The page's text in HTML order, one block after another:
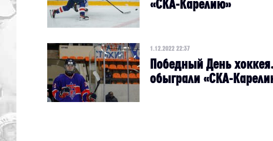
«СКА-Карелию»
1.12.2022 22:37
Победный День
обыграли «СКА-